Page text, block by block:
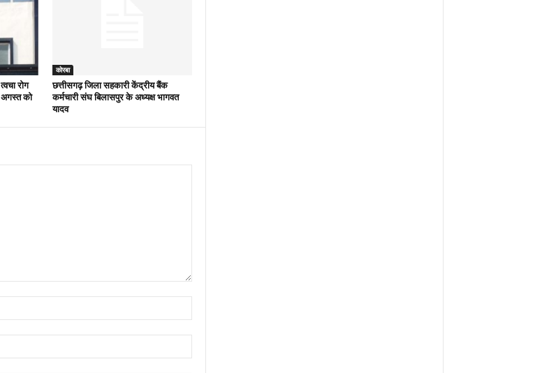
रोग
अगस्त को
कोरबा
छत्तीसगढ़ जिला सहकारी केंद्रीय बैंक
कर्मचारी संघ बिलासपुर के अध्यक्ष भागवत
यादव